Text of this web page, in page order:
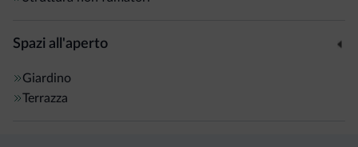
Spazi all'aperto
Giardino
Terrazza